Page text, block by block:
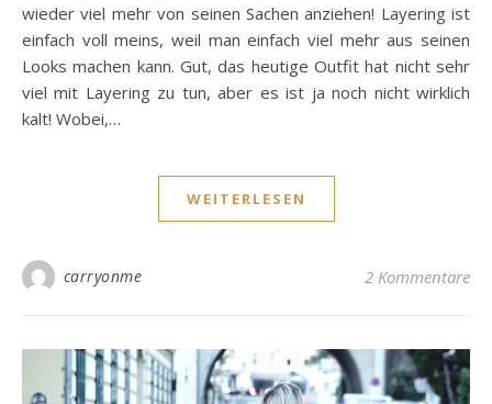
wieder viel mehr von seinen Sachen anziehen! Layering ist
einfach voll meins, weil man einfach viel mehr aus seinen
Looks machen kann. Gut, das heutige Outfit hat nicht sehr
viel mit Layering zu tun, aber es ist ja noch nicht wirklich
kalt! Wobei,…
WEITERLESEN
carryonme 2 Kommentare